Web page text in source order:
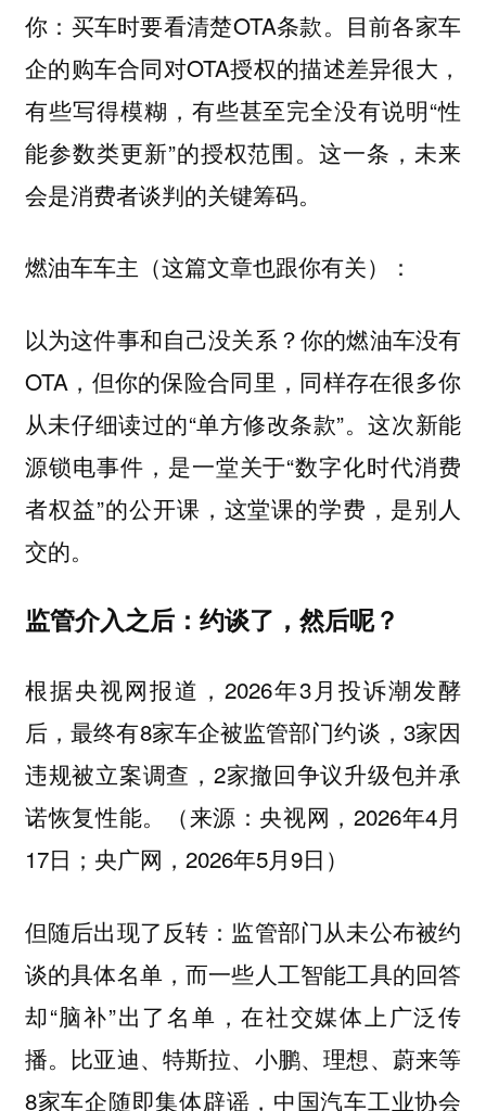
你：买车时要看清楚OTA条款。目前各家车
企的购车合同对OTA授权的描述差异很大，
有些写得模糊，有些甚至完全没有说明“性
能参数类更新”的授权范围。这一条，未来
会是消费者谈判的关键筹码。
燃油车车主（这篇文章也跟你有关）：
以为这件事和自己没关系？你的燃油车没有
OTA，但你的保险合同里，同样存在很多你
从未仔细读过的“单方修改条款”。这次新能
源锁电事件，是一堂关于“数字化时代消费
者权益”的公开课，这堂课的学费，是别人
交的。
监管介入之后：约谈了，然后呢？
根据央视网报道，2026年3月投诉潮发酵
后，最终有8家车企被监管部门约谈，3家因
违规被立案调查，2家撤回争议升级包并承
诺恢复性能。（来源：央视网，2026年4月
17日；央广网，2026年5月9日）
但随后出现了反转：监管部门从未公布被约
谈的具体名单，而一些人工智能工具的回答
却“脑补”出了名单，在社交媒体上广泛传
播。比亚迪、特斯拉、小鹏、理想、蔚来等
8家车企随即集体辟谣，中国汽车工业协会